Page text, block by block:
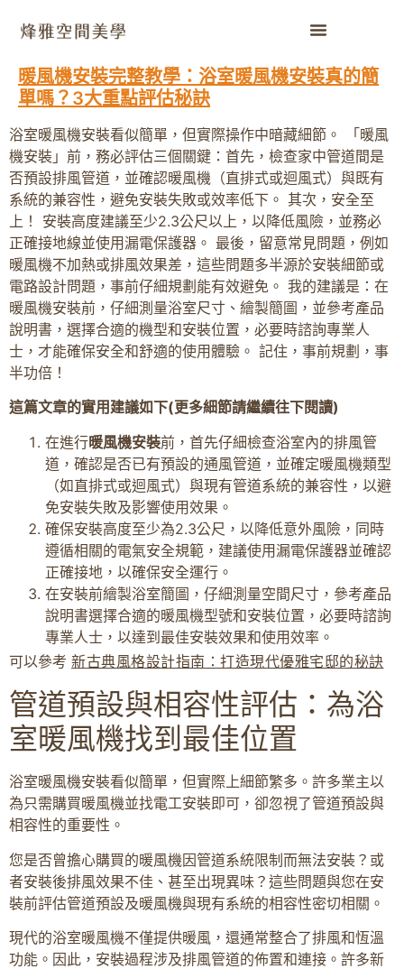
暖風機安裝完整教學：浴室暖風機安裝真的簡
單嗎？3大重點評估秘訣
浴室暖風機安裝看似簡單，但實際操作中暗藏細節。 「暖風
機安裝」前，務必評估三個關鍵：首先，檢查家中管道間是
否預設排風管道，並確認暖風機（直排式或迴風式）與既有
系統的兼容性，避免安裝失敗或效率低下。 其次，安全至
上！ 安裝高度建議至少2.3公尺以上，以降低風險，並務必
正確接地線並使用漏電保護器。 最後，留意常見問題，例如
暖風機不加熱或排風效果差，這些問題多半源於安裝細節或
電路設計問題，事前仔細規劃能有效避免。 我的建議是：在
暖風機安裝前，仔細測量浴室尺寸、繪製簡圖，並參考產品
說明書，選擇合適的機型和安裝位置，必要時諮詢專業人
士，才能確保安全和舒適的使用體驗。 記住，事前規劃，事
半功倍！
這篇文章的實用建議如下(更多細節請繼續往下閱讀)
在進行暖風機安裝前，首先仔細檢查浴室內的排風管
道，確認是否已有預設的通風管道，並確定暖風機類型
（如直排式或迴風式）與現有管道系統的兼容性，以避
免安裝失敗及影響使用效果。
確保安裝高度至少為2.3公尺，以降低意外風險，同時
遵循相關的電氣安全規範，建議使用漏電保護器並確認
正確接地，以確保安全運行。
在安裝前繪製浴室簡圖，仔細測量空間尺寸，參考產品
說明書選擇合適的暖風機型號和安裝位置，必要時諮詢
專業人士，以達到最佳安裝效果和使用效率。
可以參考 新古典風格設計指南：打造現代優雅宅邸的秘訣
管道預設與相容性評估：為浴
室暖風機找到最佳位置
浴室暖風機安裝看似簡單，但實際上細節繁多。許多業主以
為只需購買暖風機並找電工安裝即可，卻忽視了管道預設與
相容性的重要性。
您是否曾擔心購買的暖風機因管道系統限制而無法安裝？或
者安裝後排風效果不佳、甚至出現異味？這些問題與您在安
裝前評估管道預設及暖風機與現有系統的相容性密切相關。
現代的浴室暖風機不僅提供暖風，還通常整合了排風和恆溫
功能。因此，安裝過程涉及排風管道的佈置和連接。許多新